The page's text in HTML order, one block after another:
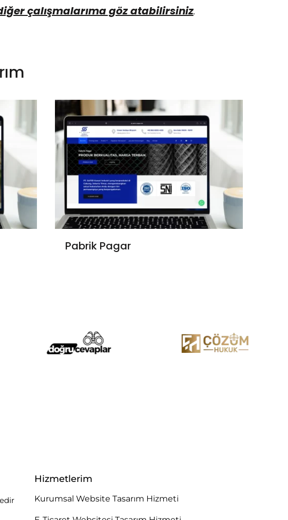
çalışmalarıma göz atabilirsiniz.
Pabrik Pagar
Hizmetlerim
Kurumsal Website Tasarım Hizmeti